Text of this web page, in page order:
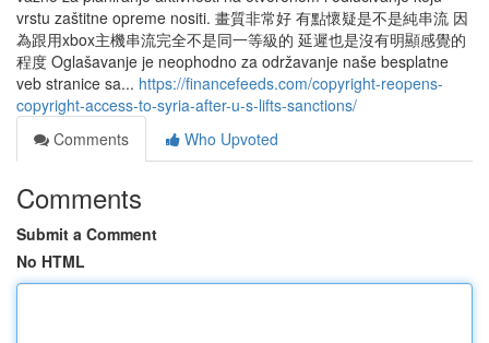
vrstu zaštitne opreme nositi. 畫質非常好 有點懷疑是不是純串流 因
為跟用xbox主機串流完全不是同一等級的 延遲也是沒有明顯感覺的
程度 Oglašavanje je neophodno za održavanje naše besplatne
veb stranice sa... https://financefeeds.com/copyright-reopens-
copyright-access-to-syria-after-u-s-lifts-sanctions/
Comments
Who Upvoted
Comments
Submit a Comment
No HTML